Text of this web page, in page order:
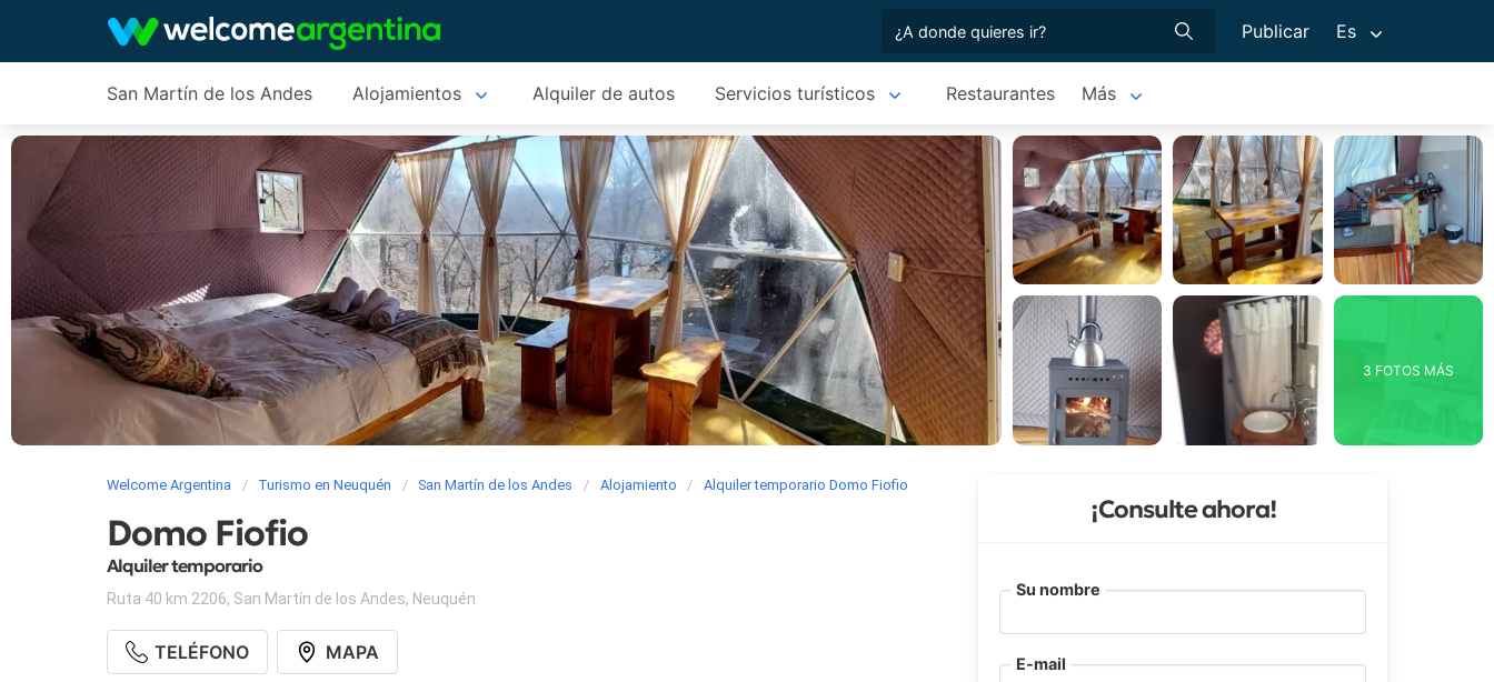
Publicar Es
San Martín de los Andes Alojamientos Alquiler de autos Servicios turísticos Restaurantes Más
3 FOTOS MÁS
Welcome Argentina Turismo en Neuquén San Martín de los Andes Alojamiento Alquiler temporario Domo Fiofio
Domo Fiofio
Alquiler temporario
Ruta 40 km 2206, San Martín de los Andes, Neuquén
TELÉFONO MAPA
¡Consulte ahora!
Su nombre
E-mail